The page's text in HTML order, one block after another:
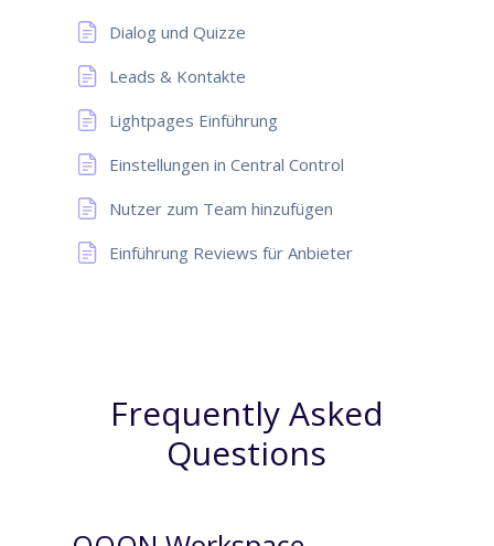
Dialog und Quizze
Leads & Kontakte
Lightpages Einführung
Einstellungen in Central Control
Nutzer zum Team hinzufügen
Einführung Reviews für Anbieter
Frequently Asked
Questions